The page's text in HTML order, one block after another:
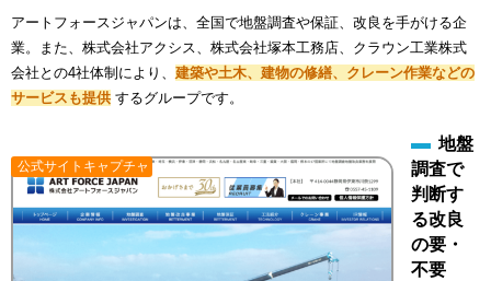
アートフォースジャパンは、全国で地盤調査や保証、改良を手がける企
業。また、株式会社アクシス、株式会社塚本工務店、クラウン工業株式
会社との4社体制により、 建築や土木、建物の修繕、クレーン作業などの
サービスも提供 するグループです。
公式サイトキャプチャ
地盤
調査で
判断す
る改良
の要・
不要